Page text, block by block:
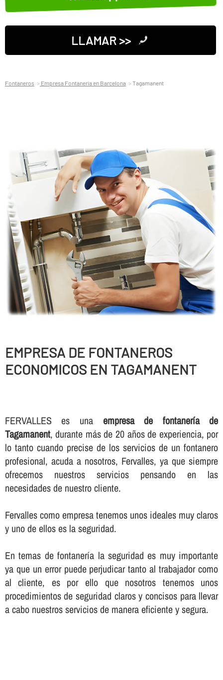
LLAMAR >>
Fontaneros Empresa Fontaneria en Barcelona Tagamanent
EMPRESA DE FONTANEROS
ECONOMICOS EN TAGAMANENT
FERVALLES es una empresa de fontanerí­a de
Tagamanent, durante más de 20 años de experiencia, por
lo tanto cuando precise de los servicios de un fontanero
profesional, acuda a nosotros, Fervalles, ya que siempre
ofrecemos nuestros servicios pensando en las
necesidades de nuestro cliente.
Fervalles como empresa tenemos unos ideales muy claros
y uno de ellos es la seguridad.
En temas de fontanerí­a la seguridad es muy importante
ya que un error puede perjudicar tanto al trabajador como
al cliente, es por ello que nosotros tenemos unos
procedimientos de seguridad claros y concisos para llevar
a cabo nuestros servicios de manera eficiente y segura.